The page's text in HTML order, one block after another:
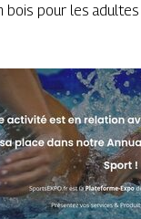
bois pour les